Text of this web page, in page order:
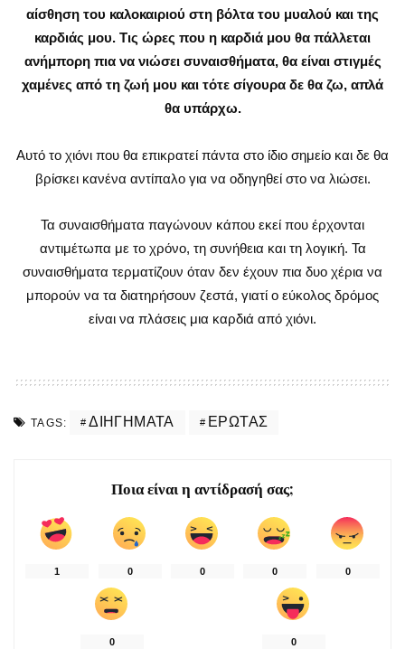
αίσθηση του καλοκαιριού στη βόλτα του μυαλού και της
καρδιάς μου. Τις ώρες που η καρδιά μου θα πάλλεται
ανήμπορη πια να νιώσει συναισθήματα, θα είναι στιγμές
χαμένες από τη ζωή μου και τότε σίγουρα δε θα ζω, απλά
θα υπάρχω.
Αυτό το χιόνι που θα επικρατεί πάντα στο ίδιο σημείο και δε θα
βρίσκει κανένα αντίπαλο για να οδηγηθεί στο να λιώσει.
Τα συναισθήματα παγώνουν κάπου εκεί που έρχονται
αντιμέτωπα με το χρόνο, τη συνήθεια και τη λογική. Τα
συναισθήματα τερματίζουν όταν δεν έχουν πια δυο χέρια να
μπορούν να τα διατηρήσουν ζεστά, γιατί ο εύκολος δρόμος
είναι να πλάσεις μια καρδιά από χιόνι.
TAGS: ΔΙΗΓΗΜΑΤΑ ΈΡΩΤΑΣ
Ποια είναι η αντίδρασή σας;
1 0 0 0 0
0 0